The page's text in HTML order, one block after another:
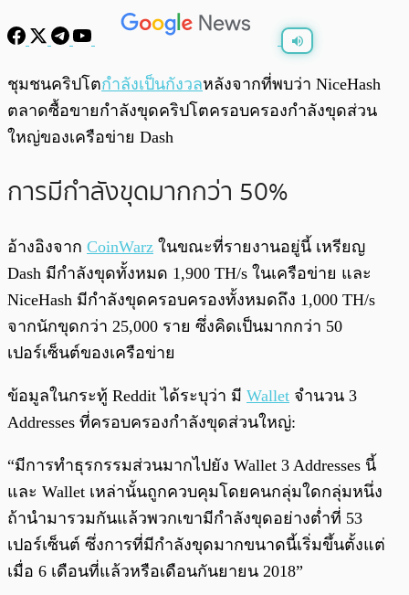
พร้อมเล่น
ชุมชนคริปโตกำลังเป็นกังวลหลังจากที่พบว่า NiceHash
ตลาดซื้อขายกำลังขุดคริปโตครอบครองกำลังขุดส่วน
ใหญ่ของเครือข่าย Dash
การมีกำลังขุดมากกว่า 50%
อ้างอิงจาก CoinWarz ในขณะที่รายงานอยู่นี้ เหรียญ
Dash มีกำลังขุดทั้งหมด 1,900 TH/s ในเครือข่าย และ
NiceHash มีกำลังขุดครอบครองทั้งหมดถึง 1,000 TH/s
จากนักขุดกว่า 25,000 ราย ซึ่งคิดเป็นมากกว่า 50
เปอร์เซ็นต์ของเครือข่าย
ข้อมูลในกระทู้ Reddit ได้ระบุว่า มี Wallet จำนวน 3
Addresses ที่ครอบครองกำลังขุดส่วนใหญ่:
“มีการทำธุรกรรมส่วนมากไปยัง Wallet 3 Addresses นี้
และ Wallet เหล่านั้นถูกควบคุมโดยคนกลุ่มใดกลุ่มหนึ่ง
ถ้านำมารวมกันแล้วพวกเขามีกำลังขุดอย่างต่ำที่ 53
เปอร์เซ็นต์ ซึ่งการที่มีกำลังขุดมากขนาดนี้เริ่มขึ้นตั้งแต่
เมื่อ 6 เดือนที่แล้วหรือเดือนกันยายน 2018”